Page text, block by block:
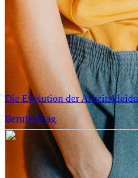
Die Evolution der
Berufsalltag